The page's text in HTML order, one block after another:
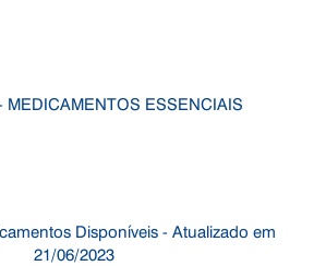
Disponíveis - Atualizado em
21/06/2023